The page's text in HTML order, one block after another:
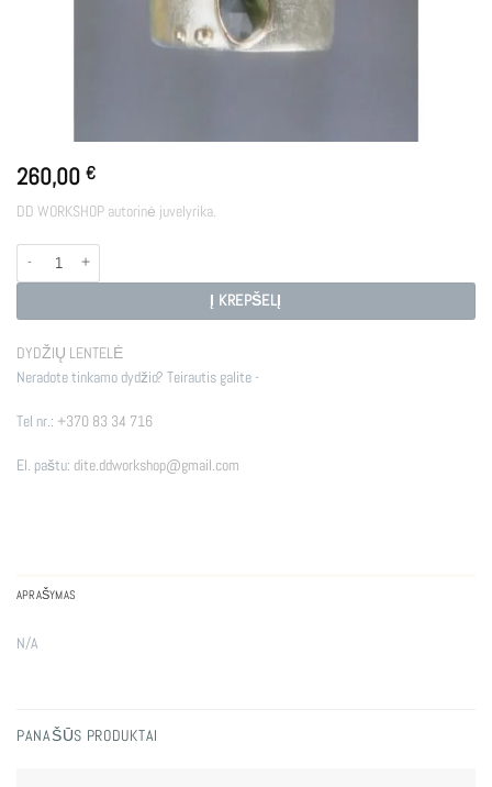
260,00 €
DD WORKSHOP autorinė juvelyrika.
produkto kiekis: FRIGG
Į KREPŠELĮ
DYDŽIŲ LENTELĖ
Neradote tinkamo dydžio? Teirautis galite -
Tel nr.: +370 83 34 716
El. paštu: dite.ddworkshop@gmail.com
APRAŠYMAS
N/A
PANAŠŪS PRODUKTAI